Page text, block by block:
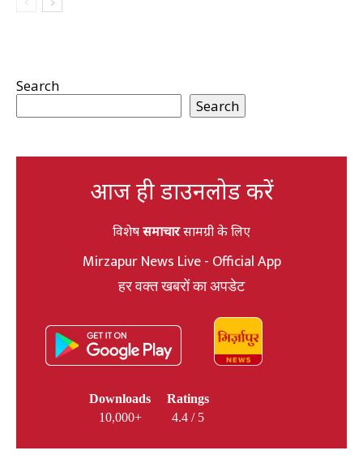
Search
Search
आज ही डाउनलोड करें
विशेषसमाचारसामग्री के लिए
Mirzapur News Live - Official App
हर वक्त खबरों का अपडेट
Downloads
10,000+
Ratings
4.4 / 5